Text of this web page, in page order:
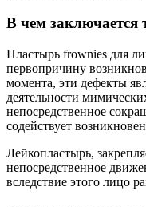
В чем заключается
Пластырь frownies для
первопричину
момента, эти дефекты
деятельности
непосредственное
содействует
Лейкопластырь,
непосредственное
вследствие этого лицо